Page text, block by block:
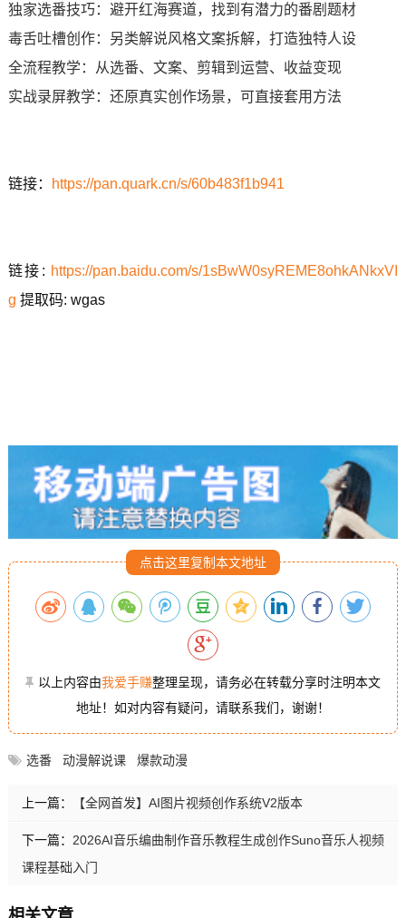
独家选番技巧：避开红海赛道，找到有潜力的番剧题材
毒舌吐槽创作：另类解说风格文案拆解，打造独特人设
全流程教学：从选番、文案、剪辑到运营、收益变现
实战录屏教学：还原真实创作场景，可直接套用方法
链接： https://pan.quark.cn/s/60b483f1b941
链接: https://pan.baidu.com/s/1sBwW0syREME8ohkANkxVI
g 提取码: wgas
点击这里复制本文地址
以上内容由我爱手赚整理呈现，请务必在转载分享时注明本文
地址！如对内容有疑问，请联系我们，谢谢！
选番 动漫解说课 爆款动漫
上一篇： 【全网首发】AI图片视频创作系统V2版本
下一篇： 2026AI音乐编曲制作音乐教程生成创作Suno音乐人视频
课程基础入门